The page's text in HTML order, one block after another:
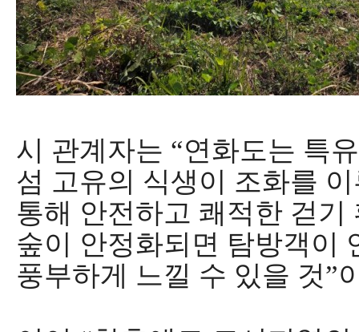
시 관계자는 “연화도는 특
섬 고유의 식생이 조화를
통해 안전하고 쾌적한 걷기
숲이 안정화되면 탐방객이
풍부하게 느낄 수 있을 것”